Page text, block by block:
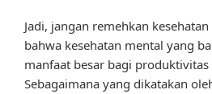
Jadi, jangan remehkan
bahwa kesehatan mental yang
manfaat besar bagi
Sebagaimana yang dikatakan